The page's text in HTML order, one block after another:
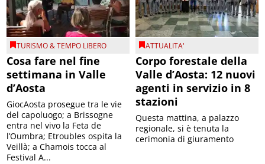
TURISMO & TEMPO LIBERO
Cosa fare nel fine
settimana in Valle
d’Aosta
GiocAosta prosegue tra le vie
del capoluogo; a Brissogne
entra nel vivo la Feta de
l’Oumbra; Etroubles ospita la
Veillà; a Chamois tocca al
Festival A...
ATTUALITA'
Corpo forestale della
Valle d’Aosta: 12 nuovi
agenti in servizio in 8
stazioni
Questa mattina, a palazzo
regionale, si è tenuta la
cerimonia di giuramento